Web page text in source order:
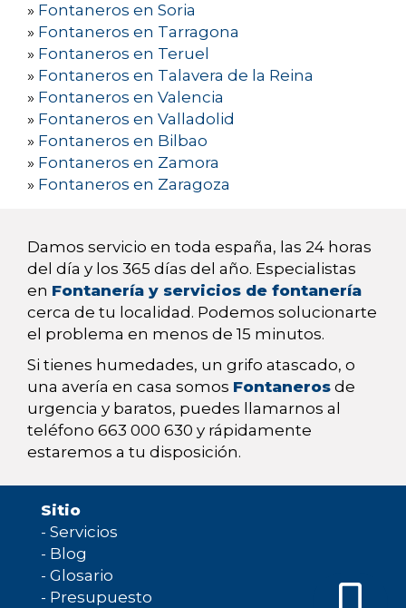
» Fontaneros en Soria
» Fontaneros en Tarragona
» Fontaneros en Teruel
» Fontaneros en Talavera de la Reina
» Fontaneros en Valencia
» Fontaneros en Valladolid
» Fontaneros en Bilbao
» Fontaneros en Zamora
» Fontaneros en Zaragoza
Damos servicio en toda españa, las 24 horas
del día y los 365 días del año. Especialistas
en Fontanería y servicios de fontanería
cerca de tu localidad. Podemos solucionarte
el problema en menos de 15 minutos.
Si tienes humedades, un grifo atascado, o
una avería en casa somos Fontaneros de
urgencia y baratos, puedes llamarnos al
teléfono 663 000 630 y rápidamente
estaremos a tu disposición.
Sitio
- Servicios
- Blog
- Glosario
- Presupuesto